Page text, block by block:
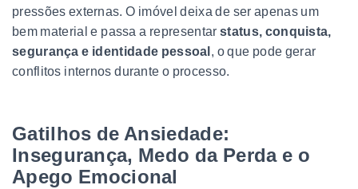
pressões externas. O imóvel deixa de ser apenas um
bem material e passa a representarstatus, conquista,
segurança e identidade pessoal , o que pode gerar
conflitos internos durante o processo.
Gatilhos de Ansiedade:
Insegurança, Medo da Perda e o
Apego Emocional